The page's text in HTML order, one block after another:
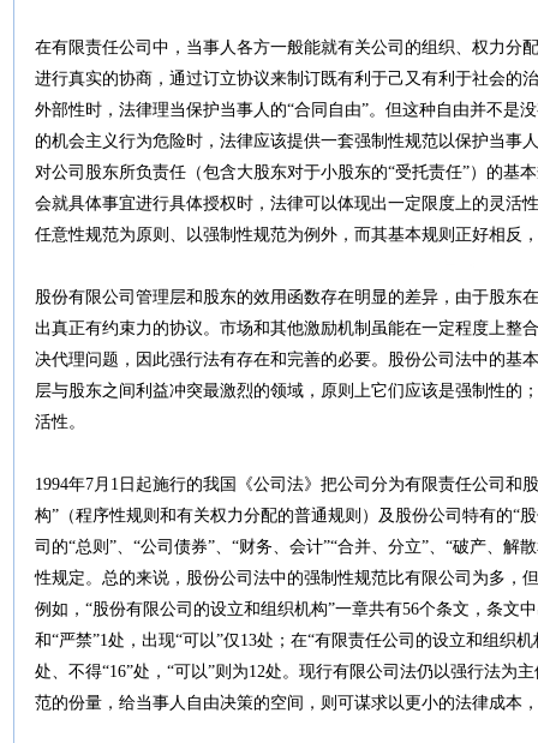
在有限责任公司中，当事人各方一般能就有关公司的组织、权力分
进行真实的协商，通过订立协议来制订既有利于己又有利于社会的
外部性时，法律理当保护当事人的“合同自由”。但这种自由并不是
的机会主义行为危险时，法律应该提供一套强制性规范以保护当事
对公司股东所负责任（包含大股东对于小股东的“受托责任”）的基
会就具体事宜进行具体授权时，法律可以体现出一定限度上的灵活
任意性规范为原则、以强制性规范为例外，而其基本规则正好相反
股份有限公司管理层和股东的效用函数存在明显的差异，由于股东
出真正有约束力的协议。市场和其他激励机制虽能在一定程度上整
决代理问题，因此强行法有存在和完善的必要。股份公司法中的基
层与股东之间利益冲突最激烈的领域，原则上它们应该是强制性的
活性。
1994年7月1日起施行的我国《公司法》把公司分为有限责任公司和
构”（程序性规则和有关权力分配的普通规则）及股份公司特有的“
司的“总则”、“公司债券”、“财务、会计”“合并、分立”、“破产、解
性规定。总的来说，股份公司法中的强制性规范比有限公司为多，
例如，“股份有限公司的设立和组织机构”一章共有56个条文，条文
和“严禁”1处，出现“可以”仅13处；在“有限责任公司的设立和组织
处、不得“16”处，“可以”则为12处。现行有限公司法仍以强行法为
范的份量，给当事人自由决策的空间，则可谋求以更小的法律成本